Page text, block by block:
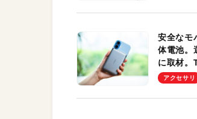
安全なモ
体電池。
に取材
Pro」の
アクセサリ